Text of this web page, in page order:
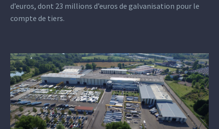
d’euros, dont 23 millions d’euros de galvanisation pour le
compte de tiers.